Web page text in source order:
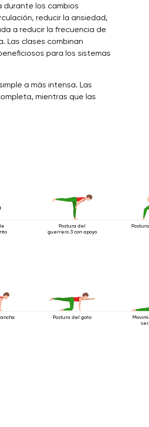
durante los cambios
reducir la ansiedad,
a reducir la frecuencia de
Las clases combinan
para los sistemas
a más intensa. Las
mientras que las
Postura del
guerrero 3 con apoyo
Postura del gato